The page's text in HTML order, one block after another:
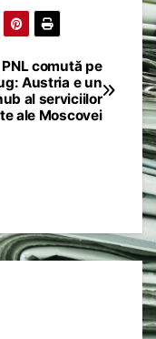
PNL comută pe
Austria e un
al serviciilor
ale Moscovei